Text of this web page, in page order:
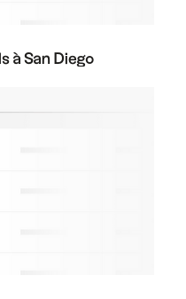
à San Diego